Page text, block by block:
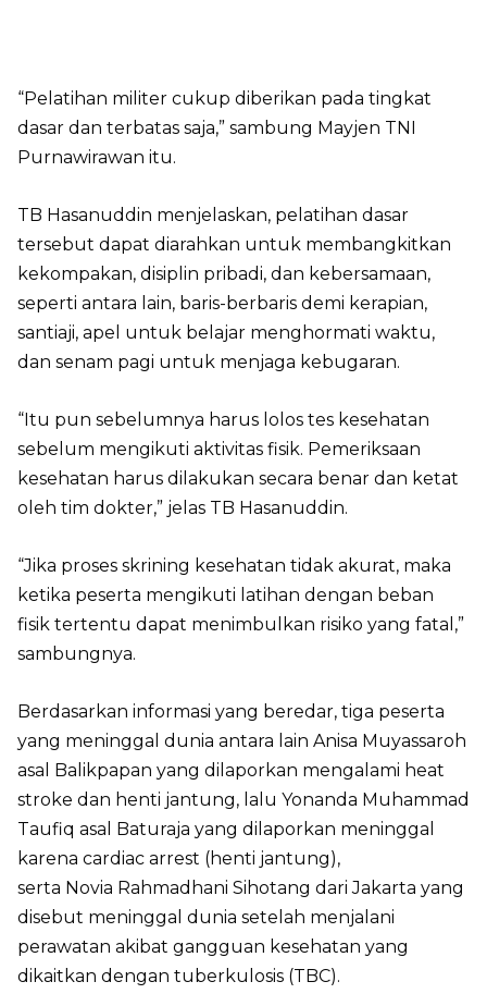
“Pelatihan militer cukup diberikan pada tingkat
dasar dan terbatas saja,” sambung Mayjen TNI
Purnawirawan itu.
TB Hasanuddin menjelaskan, pelatihan dasar
tersebut dapat diarahkan untuk membangkitkan
kekompakan, disiplin pribadi, dan kebersamaan,
seperti antara lain, baris-berbaris demi kerapian,
santiaji, apel untuk belajar menghormati waktu,
dan senam pagi untuk menjaga kebugaran.
“Itu pun sebelumnya harus lolos tes kesehatan
sebelum mengikuti aktivitas fisik. Pemeriksaan
kesehatan harus dilakukan secara benar dan ketat
oleh tim dokter,” jelas TB Hasanuddin.
“Jika proses skrining kesehatan tidak akurat, maka
ketika peserta mengikuti latihan dengan beban
fisik tertentu dapat menimbulkan risiko yang fatal,”
sambungnya.
Berdasarkan informasi yang beredar, tiga peserta
yang meninggal dunia antara lain Anisa Muyassaroh
asal Balikpapan yang dilaporkan mengalami heat
stroke dan henti jantung, lalu Yonanda Muhammad
Taufiq asal Baturaja yang dilaporkan meninggal
karena cardiac arrest (henti jantung),
serta Novia Rahmadhani Sihotang dari Jakarta yang
disebut meninggal dunia setelah menjalani
perawatan akibat gangguan kesehatan yang
dikaitkan dengan tuberkulosis (TBC).